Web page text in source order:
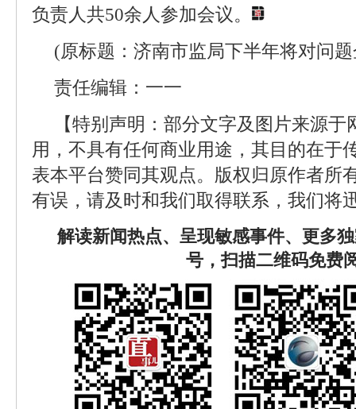
负责人共50余人参加会议。
(原标题：济南市监局下半年将对问
责任编辑：一一
【特别声明：部分文字及图片来源
用，不具有任何商业用途，其目的在于
表本平台赞同其观点。版权归原作者所
有误，请及时和我们取得联系，我们将
解读新闻热点、呈现敏感事件、更多
号，扫描二维码免费